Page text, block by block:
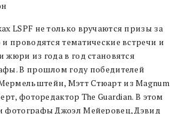
LSPF не только вручаются призы за
проводятся тематические встречи и
из года в год становятся
В прошлом году победителей
Мэтт Стюарт из Magnum
фоторедактор The Guardian. В этом
фотографы Джоэл Мейеровец, Дэвид